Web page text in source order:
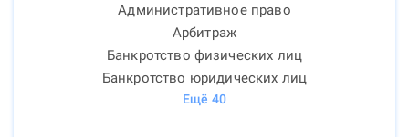
Административное право
Арбитраж
Банкротство физических лиц
Банкротство юридических лиц
Ещё 40